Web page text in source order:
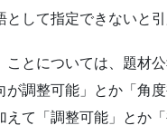
として指定できないと
とについては、題材
調整可能」とか「角
て「調整可能」とか